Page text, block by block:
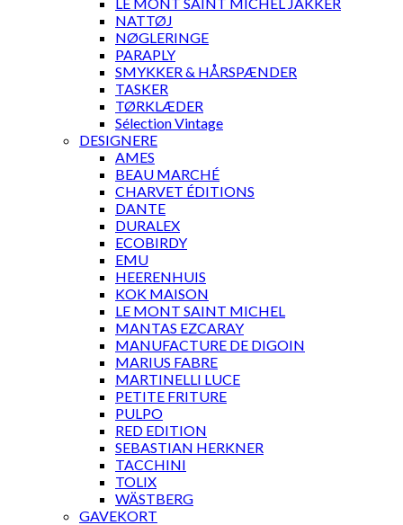
NATTØJ
NØGLERINGE
PARAPLY
SMYKKER & HÅRSPÆNDER
TASKER
TØRKLÆDER
Sélection Vintage
DESIGNERE
AMES
BEAU MARCHÉ
CHARVET ÉDITIONS
DANTE
DURALEX
ECOBIRDY
EMU
HEERENHUIS
KOK MAISON
LE MONT SAINT MICHEL
MANTAS EZCARAY
MANUFACTURE DE DIGOIN
MARIUS FABRE
MARTINELLI LUCE
PETITE FRITURE
PULPO
RED EDITION
SEBASTIAN HERKNER
TACCHINI
TOLIX
WÄSTBERG
GAVEKORT